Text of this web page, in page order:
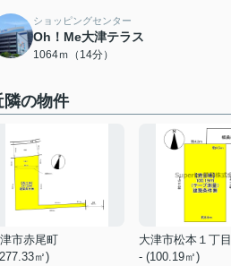
ショッピングセンター
Oh！Me大津テラス
1064ｍ（14分）
隣の物件
市赤尾町
㎡)
大津市松本１丁目
- (100.19㎡)